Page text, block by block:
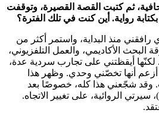
ثم كتبت القصة القصيرة، وتوقفت
رواية. أين كنت في تلك الفترة؟
منذ البداية، واستمر أكثر من
البحث الأكاديمي، والعمل التلفزيوني،
لكنّها أيقظتني على تجارب سردية عدة،
أنها تخصّني وحدي. وظهر هذا
وقد شجّعني هذا كله، خصوصًا بعد
تجربة "طعم الفراق" (2011)، سيرتي الروائية، على تغيير الاتجاه.